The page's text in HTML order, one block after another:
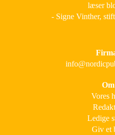
læser
- Signe Vinther,
Vores
Ledige
Giv et